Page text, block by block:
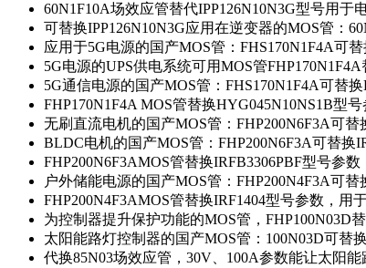
60N1F10A场效应管替代IPP126N10N3G型号用于
可替换IPP126N10N3G应用在逆变器的MOS管：
应用于5G电源的国产MOS管：FHS170N1F4A可替
5G电源的UPS供电系统可用MOS管
5G通信电源的国产MOS管：FHS170N1F4A可替
FHP170N1F4A MOS管替换HYG045N10NS1B型号
无刷直流电机的国产MOS管：FHP200N6F3A可替
BLDC电机的国产MOS管：FHP200N6F3A可替换
FHP200N6F3AMOS管替换IRFB3306PBF型号参
户外储能电源的国产MOS管：FHP200N4F3A可替
FHP200N4F3AMOS管替换IRF1404型号参数，用
为控制器提升保护功能的MOS管，FHP100N03D
太阳能路灯控制器的国产MOS管：100N03D可替
代换85N03场效应管，30V、100A参数能让太阳能